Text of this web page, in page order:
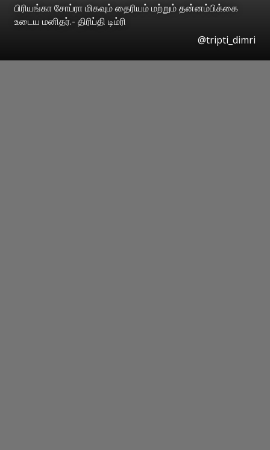
பிரியங்கா சோப்ரா மிகவும் தைரியம் மற்றும் தன்னம்பிக்கை
உடைய மனிதர்.- திரிப்தி டிம்ரி
@tripti_dimri